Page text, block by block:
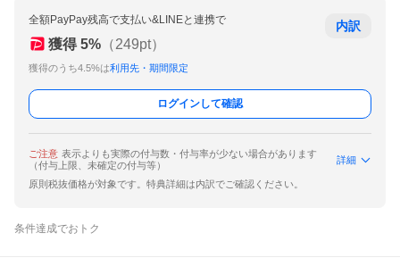
全額PayPay残高で支払い&LINEと連携で
獲得 5% （249pt）
獲得のうち4.5%は利用先・期間限定
内訳
ログインして確認
ご注意 表示よりも実際の付与数・付与率が少ない場合があります
（付与上限、未確定の付与等）
詳細
原則税抜価格が対象です。特典詳細は内訳でご確認ください。
条件達成でおトク